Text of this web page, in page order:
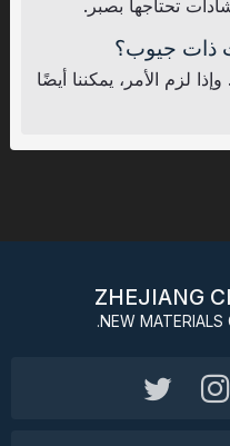
تحتاجها بصبر.
لزم الأمر، يمكننا أيضًا
ZHEJIANG
NEW MATERIALS